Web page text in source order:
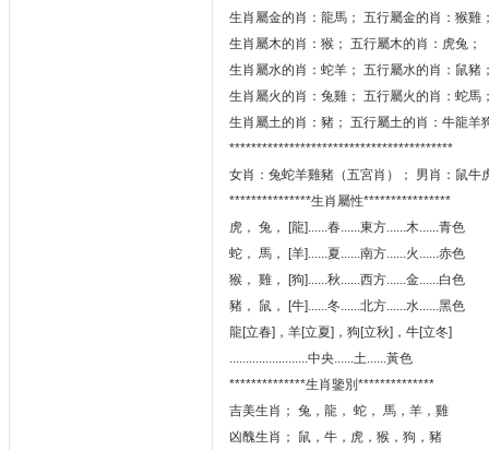
生肖屬金的肖：龍馬； 五行屬金的肖：猴雞
生肖屬木的肖：猴； 五行屬木的肖：虎兔；
生肖屬水的肖：蛇羊； 五行屬水的肖：鼠豬
生肖屬火的肖：兔雞； 五行屬火的肖：蛇馬
生肖屬土的肖：豬； 五行屬土的肖：牛龍羊
*****************************************
女肖：兔蛇羊雞豬（五宮肖）； 男肖：鼠牛
***************生肖屬性****************
虎， 兔， [龍]......春......東方......木......青色
蛇， 馬， [羊]......夏......南方......火......赤色
猴， 雞， [狗]......秋......西方......金......白色
豬， 鼠， [牛]......冬......北方......水......黑色
龍[立春]，羊[立夏]，狗[立秋]，牛[立冬]
........................中央......土......黃色
**************生肖鑒別**************
吉美生肖； 兔，龍， 蛇， 馬，羊，雞
凶醜生肖； 鼠，牛，虎，猴，狗，豬